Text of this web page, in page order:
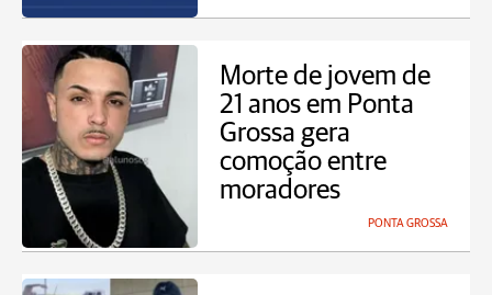
Morte de jovem de
21 anos em Ponta
Grossa gera
comoção entre
moradores
PONTA GROSSA